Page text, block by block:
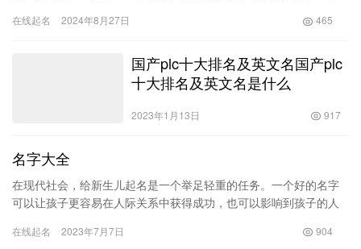
超市取名大全免费1518？免费超
2022年11月20日
六月龙宝宝取什么名字好_六月龙宝宝取什么名字好
在中国传统文化中，龙是神秘而强大的象征，代表着权力和祥瑞。
尤其是六月出生的龙宝宝，沐浴在夏日的阳光下，更是充满了生命
的活力和热情。因此，为这些宝宝起一个合适的名字显得尤为重